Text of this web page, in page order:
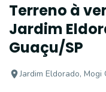
Terreno à
Jardim
Guaçu/SP
Jardim Eldorado, Mogi